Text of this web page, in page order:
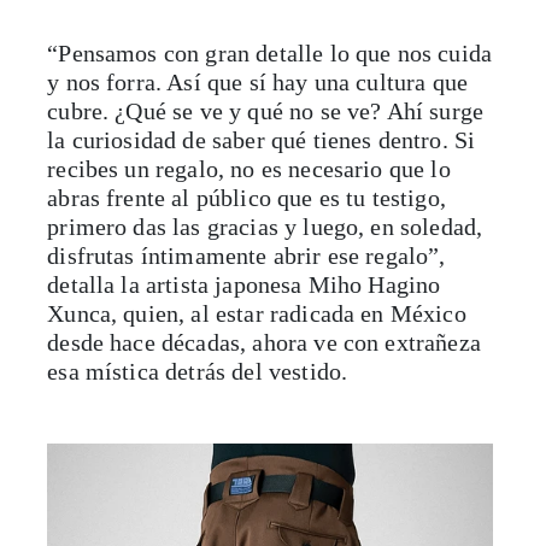
“Pensamos con gran detalle lo que nos cuida
y nos forra. Así que sí hay una cultura que
cubre. ¿Qué se ve y qué no se ve? Ahí surge
la curiosidad de saber qué tienes dentro. Si
recibes un regalo, no es necesario que lo
abras frente al público que es tu testigo,
primero das las gracias y luego, en soledad,
disfrutas íntimamente abrir ese regalo”,
detalla la artista japonesa Miho Hagino
Xunca, quien, al estar radicada en México
desde hace décadas, ahora ve con extrañeza
esa mística detrás del vestido.